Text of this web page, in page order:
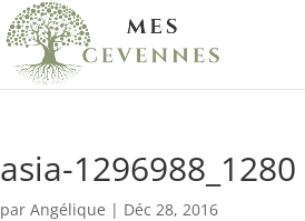
asia-1296988_1280
parAngélique | Déc 28, 2016